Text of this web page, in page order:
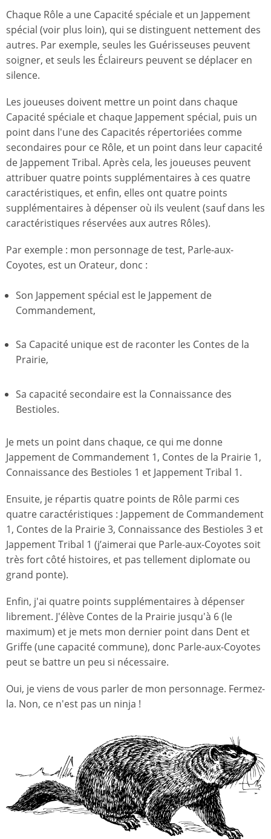
Chaque Rôle a une Capacité spéciale et un Jappement
spécial (voir plus loin), qui se distinguent nettement des
autres. Par exemple, seules les Guérisseuses peuvent
soigner, et seuls les Éclaireurs peuvent se déplacer en
silence.
Les joueuses doivent mettre un point dans chaque
Capacité spéciale et chaque Jappement spécial, puis un
point dans l'une des Capacités répertoriées comme
secondaires pour ce Rôle, et un point dans leur capacité
de Jappement Tribal. Après cela, les joueuses peuvent
attribuer quatre points supplémentaires à ces quatre
caractéristiques, et enfin, elles ont quatre points
supplémentaires à dépenser où ils veulent (sauf dans les
caractéristiques réservées aux autres Rôles).
Par exemple : mon personnage de test, Parle-aux-
Coyotes, est un Orateur, donc :
Son Jappement spécial est le Jappement de
Commandement,
Sa Capacité unique est de raconter les Contes de la
Prairie,
Sa capacité secondaire est la Connaissance des
Bestioles.
Je mets un point dans chaque, ce qui me donne
Jappement de Commandement 1, Contes de la Prairie 1,
Connaissance des Bestioles 1 et Jappement Tribal 1.
Ensuite, je répartis quatre points de Rôle parmi ces
quatre caractéristiques : Jappement de Commandement
1, Contes de la Prairie 3, Connaissance des Bestioles 3 et
Jappement Tribal 1 (j’aimerai que Parle-aux-Coyotes soit
très fort côté histoires, et pas tellement diplomate ou
grand ponte).
Enfin, j'ai quatre points supplémentaires à dépenser
librement. J'élève Contes de la Prairie jusqu'à 6 (le
maximum) et je mets mon dernier point dans Dent et
Griffe (une capacité commune), donc Parle-aux-Coyotes
peut se battre un peu si nécessaire.
Oui, je viens de vous parler de mon personnage. Fermez-
la. Non, ce n'est pas un ninja !